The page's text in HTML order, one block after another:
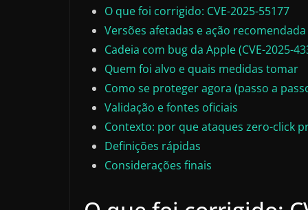
O que foi corrigido: CVE-2025-55177
Versões afetadas e ação recomendada
Cadeia com bug da Apple (CVE-2025-
Quem foi alvo e quais medidas tomar
Como se proteger agora (passo a
Validação e fontes oficiais
Contexto: por que ataques zero-click
Definições rápidas
Considerações finais